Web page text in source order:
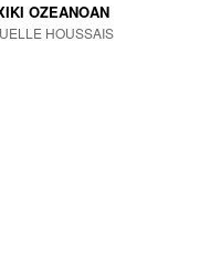
OZEANOAN
HOUSSAIS